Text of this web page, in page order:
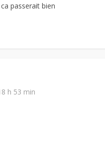
passerait bien
h 53 min